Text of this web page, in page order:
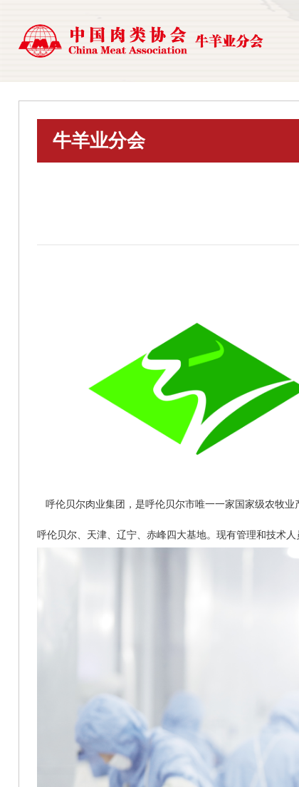
牛羊业分会
呼伦贝尔肉业集团，是呼伦贝尔市唯一一家国家级农牧业
呼伦贝尔、天津、辽宁、赤峰四大基地。现有管理和技术人